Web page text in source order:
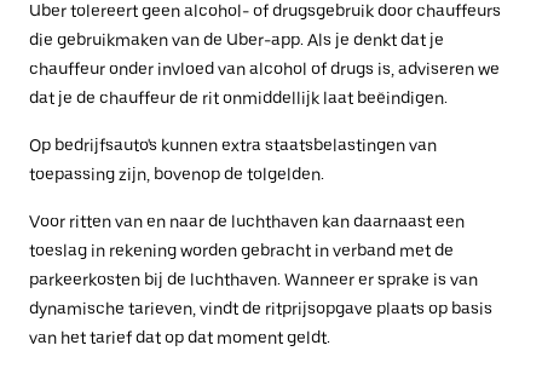
Uber tolereert geen alcohol- of drugsgebruik door chauffeurs
die gebruikmaken van de Uber-app. Als je denkt dat je
chauffeur onder invloed van alcohol of drugs is, adviseren we
dat je de chauffeur de rit onmiddellijk laat beëindigen.
Op bedrijfsauto's kunnen extra staatsbelastingen van
toepassing zijn, bovenop de tolgelden.
Voor ritten van en naar de luchthaven kan daarnaast een
toeslag in rekening worden gebracht in verband met de
parkeerkosten bij de luchthaven. Wanneer er sprake is van
dynamische tarieven, vindt de ritprijsopgave plaats op basis
van het tarief dat op dat moment geldt.